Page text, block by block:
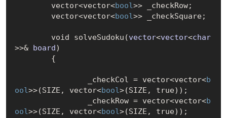
	vector<vector<
bool>> _checkRow;
	vector<vector<
bool>> _checkSquare;
	void solve
Sudoku(vector<vector<char
>>& board)
		_checkCol = vector<vector<
b
ool>>(SIZE, vector<bool>(SIZE, true));
		_checkRow = vector<vector<
b
ool>>(SIZE, vector<bool>(SIZE, true));